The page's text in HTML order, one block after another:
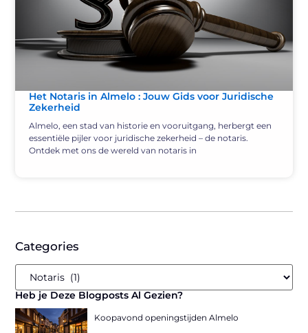
Categories
Heb je Deze Blogposts Al Gezien?
Koopavond openingstijden Almelo
Het Notaris in Almelo : Jouw Gids voor Juridische
Zekerheid
Almelo, een stad van historie en vooruitgang, herbergt een
essentiële pijler voor juridische zekerheid – de notaris.
Ontdek met ons de wereld van notaris in